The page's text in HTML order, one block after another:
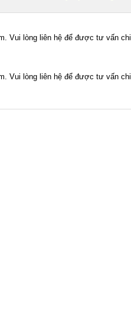
Vui lòng liên hệ để được tư vấn chi
Vui lòng liên hệ để được tư vấn chi